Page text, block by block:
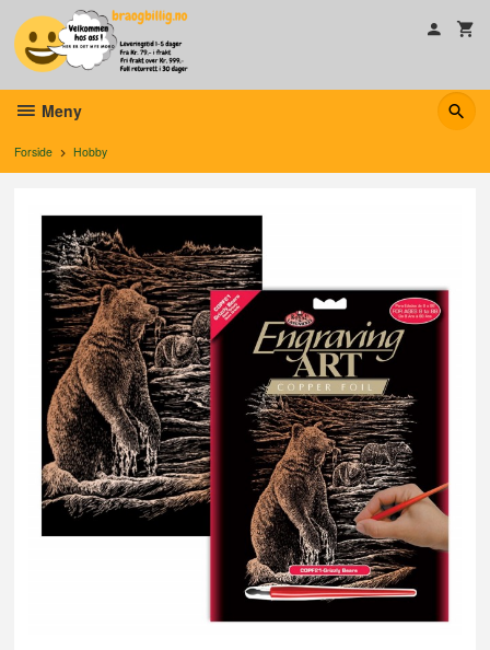
innholdet
Meny
Forside Hobby